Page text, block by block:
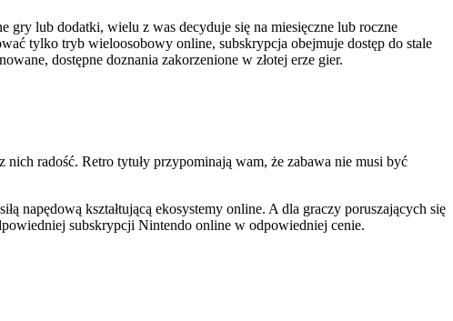
gry lub dodatki, wielu z was decyduje się na miesięczne lub roczne
tylko tryb wieloosobowy online, subskrypcja obejmuje dostęp do stale
dostępne doznania zakorzenione w złotej erze gier.
radość. Retro tytuły przypominają wam, że zabawa nie musi być
napędową kształtującą ekosystemy online. A dla graczy poruszających się
subskrypcji Nintendo online w odpowiedniej cenie.